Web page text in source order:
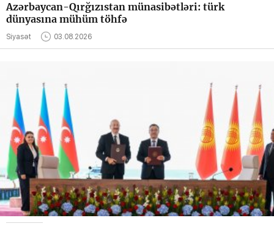
Azərbaycan-Qırğızıstan münasibətləri: türk
dünyasına mühüm töhfə
Siyasət 03.08.2026